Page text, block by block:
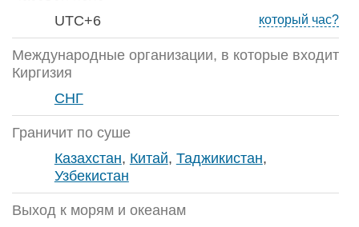
который час?
UTC+6
Международные организации, в которые входит
Киргизия
СНГ
Граничит по суше
Казахстан, Китай, Таджикистан,
Узбекистан
Выход к морям и океанам